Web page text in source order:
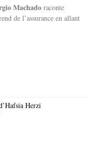
Machado raconte
de l’assurance en allant
Herzi